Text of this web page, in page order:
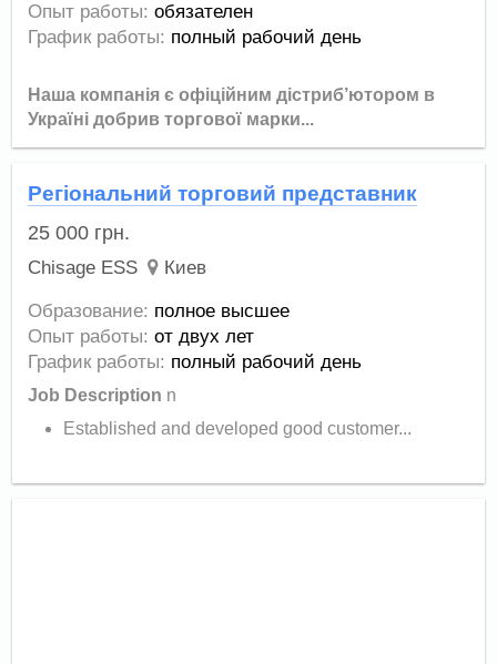
Опыт работы: обязателен
График работы: полный рабочий день
Наша компанія є офіційним дістриб’ютором в
Україні добрив торгової марки...
Регіональний торговий представник
25 000 грн.
Chisage ESS Киев
Образование: полное высшее
Опыт работы: от двух лет
График работы: полный рабочий день
Job Description n
Established and developed good customer...